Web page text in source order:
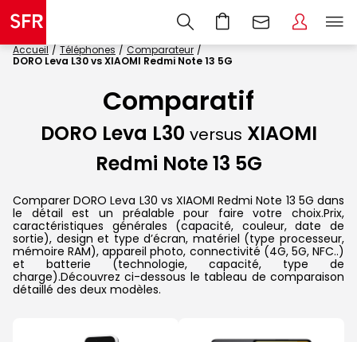
Accueil Téléphones
Comparateur
DORO Leva L30 vs XIAOMI Redmi Note 13 5G
Comparatif
DORO Leva L30 versus XIAOMI
Redmi Note 13 5G
Comparer DORO Leva L30 vs XIAOMI Redmi Note 13 5G dans
le détail est un préalable pour faire votre choix.Prix,
caractéristiques générales (capacité, couleur, date de
sortie), design et type d’écran, matériel (type processeur,
mémoire RAM), appareil photo, connectivité (4G, 5G, NFC..)
et batterie (technologie, capacité, type de
charge).Découvrez ci-dessous le tableau de comparaison
détaillé des deux modèles.